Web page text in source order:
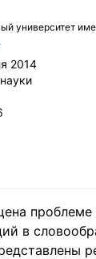
университет
2014
проблеме
в